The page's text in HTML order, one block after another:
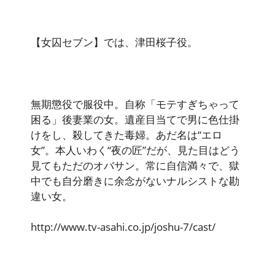
【女囚セブン】では、津田桜子役。
無期懲役で服役中。自称「モテすぎちゃって
困る」後妻業の女。遺産目当てで男に色仕掛
けをし、殺してきた毒婦。あだ名は“エロ
女”。本人いわく“夜の匠”だが、見た目はどう
見てもただのオバサン。常に自信満々で、獄
中でも自分磨きに余念がないナルシストな勘
違い女。
http://www.tv-asahi.co.jp/joshu-7/cast/